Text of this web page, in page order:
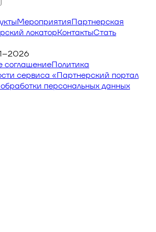
МероприятияПартнерская
локаторКонтактыСтать
2026
соглашениеПолитика
сервиса «Партнерский портал
персональных данных